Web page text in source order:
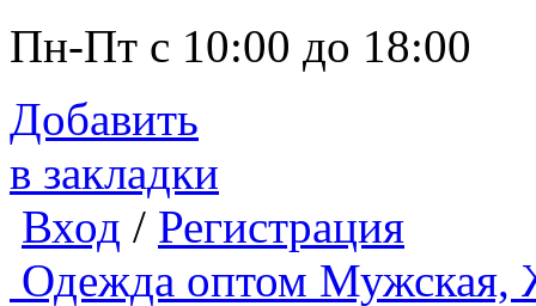
Пн-Пт с 10:00 до 18:00
Добавить
в закладки
Вход / Регистрация
Одежда оптом Мужская,